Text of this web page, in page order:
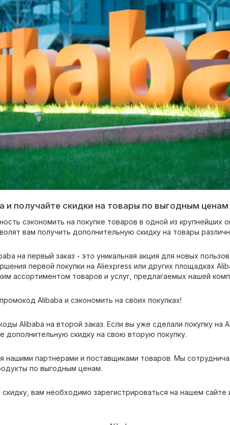
и получайте скидки на товары по выгодным ценам
сэкономить на покупке товаров в одной из крупнейших
вам получить дополнительную скидку на товары
на первый заказ - это уникальная акция для новых
первой покупки на Aliexpress или других площадках
ассортиментом товаров и услуг, предлагаемых нашей
Alibaba и сэкономить на своих покупках!
Alibaba на второй заказ. Если вы уже сделали покупку на
дополнительную скидку на свою вторую покупку.
нашими партнерами и поставщиками товаров. Мы
по выгодным ценам.
вам необходимо зарегистрироваться на нашем сайте